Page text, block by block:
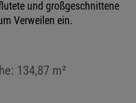
und großgeschnittene
Verweilen ein.
134,87 m²